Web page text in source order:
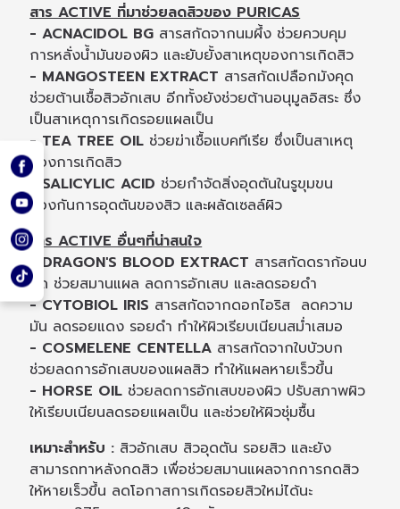
สาร ACTIVE ที่มาช่วยลดสิวของ PURICAS
- ACNACIDOL BG สารสกัดจากนมผึ้ง ช่วยควบคุม
การหลั่งน้ำมันของผิว และยับยั้งสาเหตุของการเกิดสิว
- MANGOSTEEN EXTRACT สารสกัดเปลือกมังคุด
ช่วยต้านเชื้อสิวอักเสบ อีกทั้งยังช่วยต้านอนุมูลอิสระ ซึ่ง
เป็นสาเหตุการเกิดรอยแผลเป็น
- TEA TREE OIL ช่วยฆ่าเชื้อแบคทีเรีย ซึ่งเป็นสาเหตุ
ของการเกิดสิว
- SALICYLIC ACID ช่วยกำจัดสิ่งอุดตันในรูขุมขน
ป้องกันการอุดตันของสิว และผลัดเซลล์ผิว
สาร ACTIVE อื่นๆที่น่าสนใจ
- DRAGON'S BLOOD EXTRACT สารสกัดดราก้อนบ
ลัด ช่วยสมานแผล ลดการอักเสบ และลดรอยดำ
- CYTOBIOL IRIS สารสกัดจากดอกไอริส ลดความ
มัน ลดรอยแดง รอยดำ ทำให้ผิวเรียบเนียนสม่ำเสมอ
- COSMELENE CENTELLA สารสกัดจากใบบัวบก
ช่วยลดการอักเสบของแผลสิว ทำให้แผลหายเร็วขึ้น
- HORSE OIL ช่วยลดการอักเสบของผิว ปรับสภาพผิว
ให้เรียบเนียนลดรอยแผลเป็น และช่วยให้ผิวชุ่มชื้น
เหมาะสำหรับ : สิวอักเสบ สิวอุดตัน รอยสิว และยัง
สามารถทาหลังกดสิว เพื่อช่วยสมานแผลจากการกดสิว
ให้หายเร็วขึ้น ลดโอกาสการเกิดรอยสิวใหม่ได้นะ